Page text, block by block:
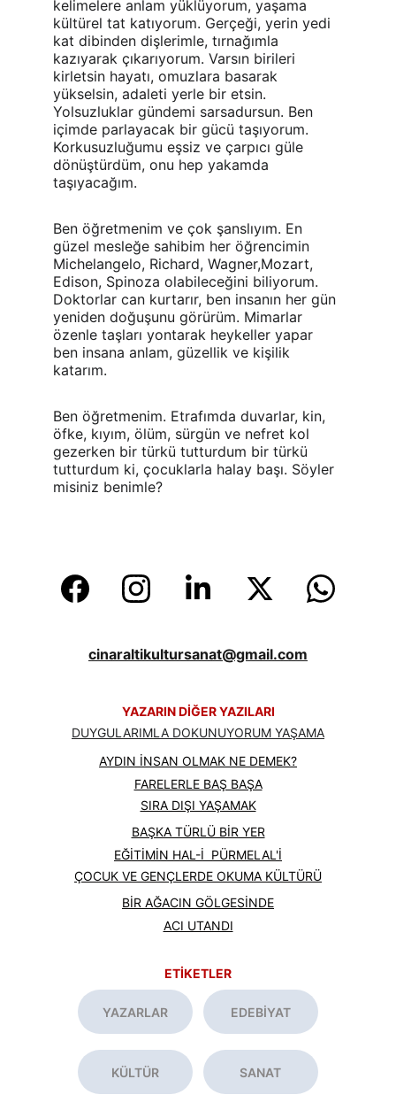
kelimelere anlam yüklüyorum, yaşama
kültürel tat katıyorum. Gerçeği, yerin yedi
kat dibinden dişlerimle, tırnağımla
kazıyarak çıkarıyorum. Varsın birileri
kirletsin hayatı, omuzlara basarak
yükselsin, adaleti yerle bir etsin.
Yolsuzluklar gündemi sarsadursun. Ben
içimde parlayacak bir gücü taşıyorum.
Korkusuzluğumu eşsiz ve çarpıcı güle
dönüştürdüm, onu hep yakamda
taşıyacağım.
Ben öğretmenim ve çok şanslıyım. En
güzel mesleğe sahibim her öğrencimin
Michelangelo, Richard, Wagner,Mozart,
Edison, Spinoza olabileceğini biliyorum.
Doktorlar can kurtarır, ben insanın her gün
yeniden doğuşunu görürüm. Mimarlar
özenle taşları yontarak heykeller yapar
ben insana anlam, güzellik ve kişilik
katarım.
Ben öğretmenim. Etrafımda duvarlar, kin,
öfke, kıyım, ölüm, sürgün ve nefret kol
gezerken bir türkü tutturdum bir türkü
tutturdum ki, çocuklarla halay başı. Söyler
misiniz benimle?
cinaraltikultursanat@gmail.com
EĞİTİMİN HAL-İ  PÜRMELAL'İ
ÇOCUK VE GENÇLERDE OKUMA KÜLTÜRÜ
BİR AĞACIN GÖLGESİNDE
ACI UTANDI
BAŞKA TÜRLÜ BİR YER
FARELERLE BAŞ BAŞA
SIRA DIŞI YAŞAMAK
YAZARIN DİĞER YAZILARI
AYDIN İNSAN OLMAK NE DEMEK?
DUYGULARIMLA DOKUNUYORUM YAŞAMA
ETİKETLER
YAZARLAR EDEBİYAT
KÜLTÜR SANAT